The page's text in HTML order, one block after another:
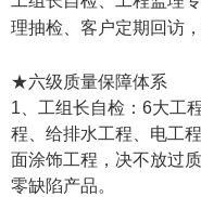
理抽检、客户定期回访
★六级质量保障体系
1、工组长自检：6大工
程、给排水工程、电工
面涂饰工程，决不放过
零缺陷产品。